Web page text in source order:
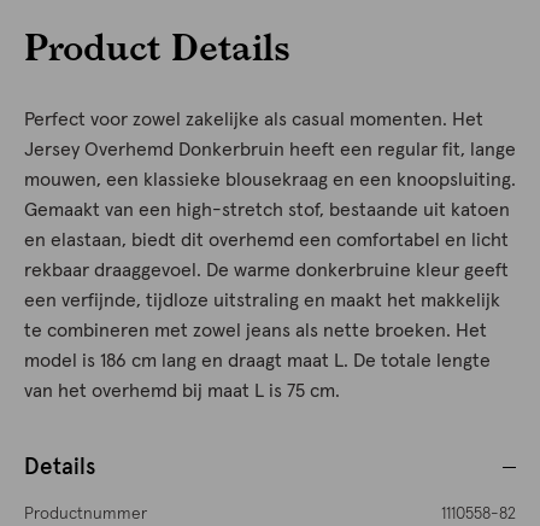
Product Details
Perfect voor zowel zakelijke als casual momenten. Het
Jersey Overhemd Donkerbruin heeft een regular fit, lange
mouwen, een klassieke blousekraag en een knoopsluiting.
Gemaakt van een high-stretch stof, bestaande uit katoen
en elastaan, biedt dit overhemd een comfortabel en licht
rekbaar draaggevoel. De warme donkerbruine kleur geeft
een verfijnde, tijdloze uitstraling en maakt het makkelijk
te combineren met zowel jeans als nette broeken. Het
model is 186 cm lang en draagt maat L. De totale lengte
van het overhemd bij maat L is 75 cm.
Details
Productnummer
1110558-82